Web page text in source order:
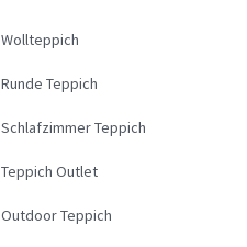
Wollteppich
Runde Teppich
Schlafzimmer Teppich
Teppich Outlet
Outdoor Teppich